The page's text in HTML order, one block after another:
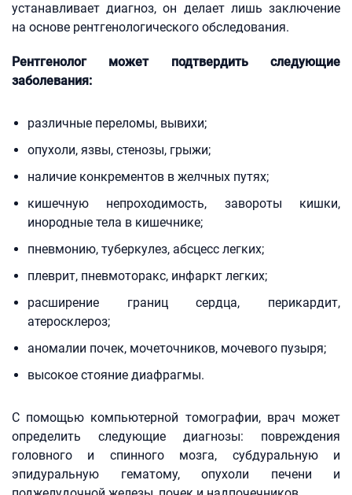
устанавливает диагноз, он делает лишь заключение
на основе рентгенологического обследования.
Рентгенолог может подтвердить следующие
заболевания:
различные переломы, вывихи;
опухоли, язвы, стенозы, грыжи;
наличие конкрементов в желчных путях;
кишечную непроходимость, завороты кишки,
инородные тела в кишечнике;
пневмонию, туберкулез, абсцесс легких;
плеврит, пневмоторакс, инфаркт легких;
расширение границ сердца, перикардит,
атеросклероз;
аномалии почек, мочеточников, мочевого пузыря;
высокое стояние диафрагмы.
С помощью компьютерной томографии, врач может
определить следующие диагнозы: повреждения
головного и спинного мозга, субдуральную и
эпидуральную гематому, опухоли печени и